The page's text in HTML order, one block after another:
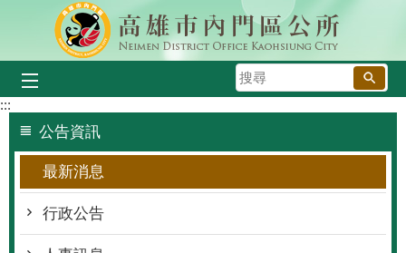
跳到主要內容區塊
搜
尋
:::
公告資訊
最新消息
行政公告